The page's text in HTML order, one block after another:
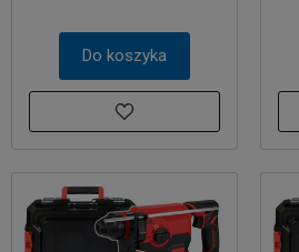
Do koszyka